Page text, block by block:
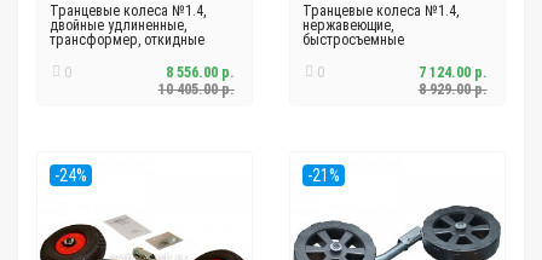
Транцевые колеса №1.4,
двойные удлиненные,
трансформер, откидные
0
10 405.00 р.
8 556.00 р.
Транцевые колеса №1.4,
нержавеющие,
быстросъемные
0
8 929.00 р.
7 124.00 р.
-24% -21%